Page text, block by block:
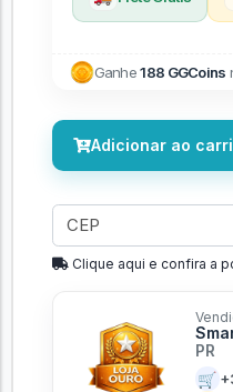
Ganhe188 GGCoins
Adicionar ao
Clique aqui e confira a
PR
🛒